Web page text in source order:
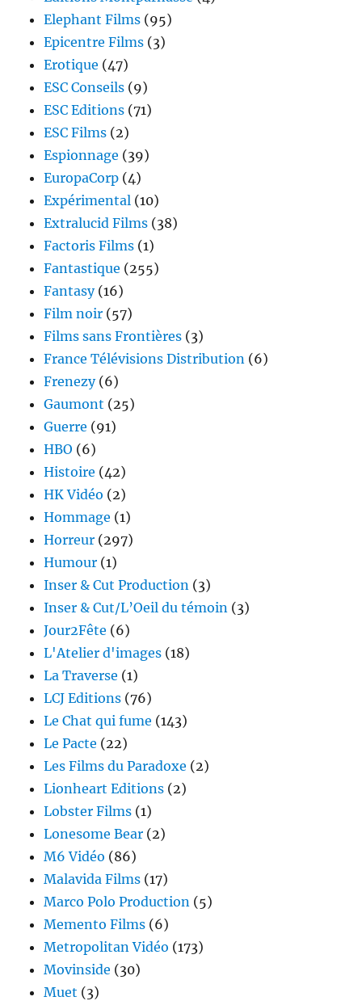
Elephant Films (95)
Epicentre Films (3)
Erotique (47)
ESC Conseils (9)
ESC Editions (71)
ESC Films (2)
Espionnage (39)
EuropaCorp (4)
Expérimental (10)
Extralucid Films (38)
Factoris Films (1)
Fantastique (255)
Fantasy(16)
Film noir (57)
Films sans Frontières (3)
France Télévisions Distribution (6)
Frenezy(6)
Gaumont (25)
Guerre (91)
HBO (6)
Histoire (42)
HK Vidéo (2)
Hommage (1)
Horreur (297)
Humour (1)
Inser & Cut Production (3)
Inser & Cut/L’Oeil du témoin (3)
Jour2Fête (6)
L'Atelier d'images (18)
La Traverse (1)
LCJ Editions (76)
Le Chat qui fume (143)
Le Pacte (22)
Les Films du Paradoxe (2)
Lionheart Editions (2)
Lobster Films (1)
Lonesome Bear (2)
M6 Vidéo (86)
Malavida Films (17)
Marco Polo Production (5)
Memento Films (6)
Metropolitan Vidéo (173)
Movinside (30)
Muet (3)